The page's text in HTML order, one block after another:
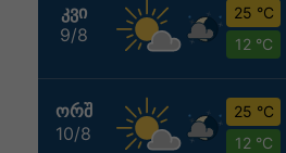
ᲙᲕᲘ
9/8
25 °C
12 °C
ᲝᲠᲨ
10/8
25 °C
12 °C